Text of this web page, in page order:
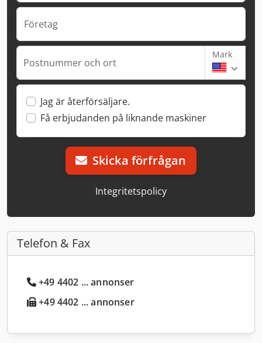
Företag
Postnummer och ort
Mark
Jag är återförsäljare.
Få erbjudanden på liknande maskiner
Skicka förfrågan
Integritetspolicy
Telefon & Fax
+49 4402 ... annonser
+49 4402 ... annonser